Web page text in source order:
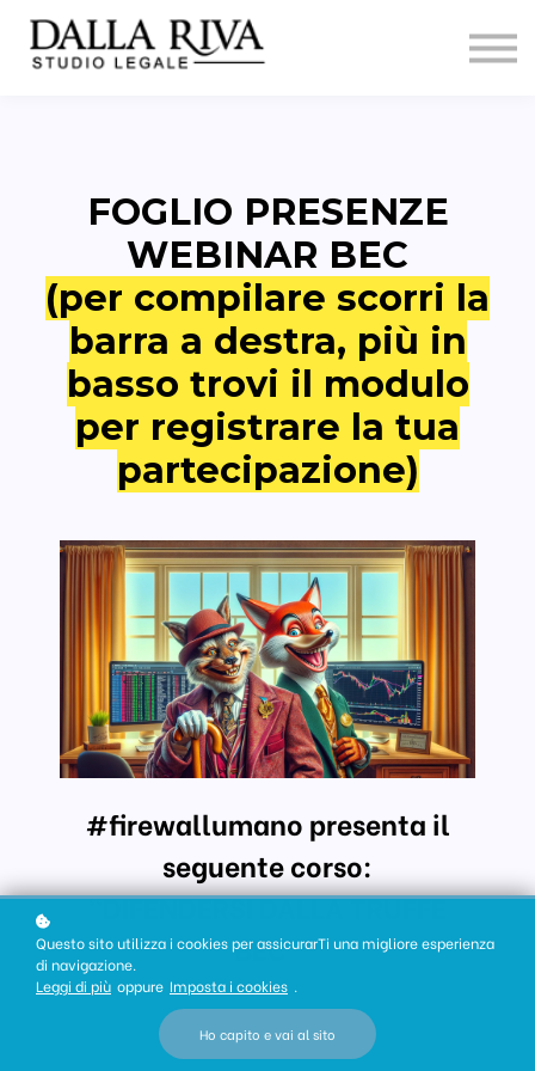
Formazione
firewallumano
FOGLIO PRESENZE
WEBINAR BEC
(per compilare scorri la
barra a destra, più in
basso trovi il modulo
per registrare la tua
partecipazione)
#firewallumano presenta il
seguente corso:
"DIFENDERSI DALLA TRUFFE
BEC"
Questo sito utilizza i cookies per assicurarTi una migliore esperienza
di navigazione.
Leggi di più oppure Imposta i cookies .
Ho capito e vai al sito